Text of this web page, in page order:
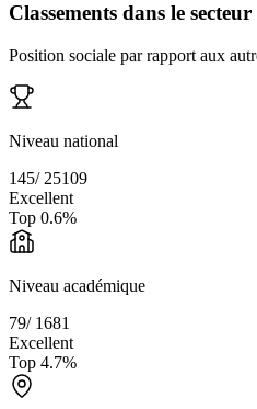
Classements dans le
Position sociale par rapport aux
Niveau national
145/ 25109
Excellent
Top 0.6%
Niveau académique
79/ 1681
Excellent
Top 4.7%